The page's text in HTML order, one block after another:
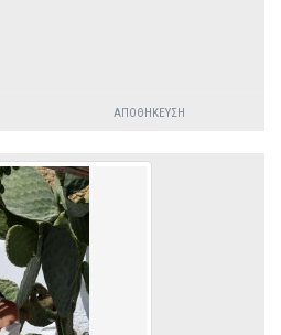
ΑΠΟΘΉΚΕΥΣΗ